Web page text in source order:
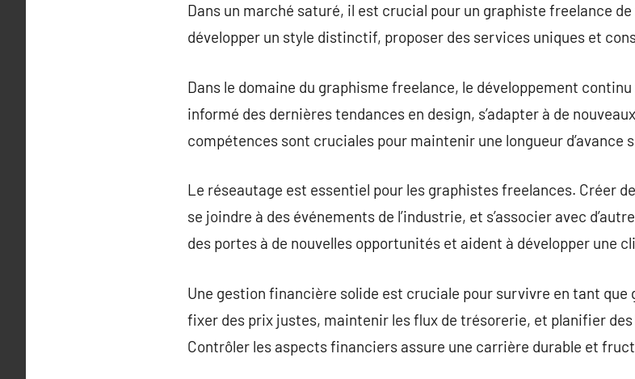
Dans un marché saturé, il est crucial pour un graphiste freelance
développer un style distinctif, proposer des services uniques et
Dans le domaine du graphisme freelance, le développement
informé des dernières tendances en design, s’adapter à de
compétences sont cruciales pour maintenir une longueur d’avance
Le réseautage est essentiel pour les graphistes freelances. Créer
se joindre à des événements de l’industrie, et s’associer avec
des portes à de nouvelles opportunités et aident à développer une
Une gestion financière solide est cruciale pour survivre en tant
fixer des prix justes, maintenir les flux de trésorerie, et planifier
Contrôler les aspects financiers assure une carrière durable et